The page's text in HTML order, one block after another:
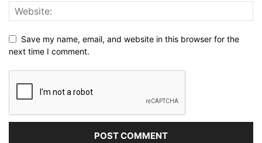
Save my name, email, and website in this browser for the
next time I comment.